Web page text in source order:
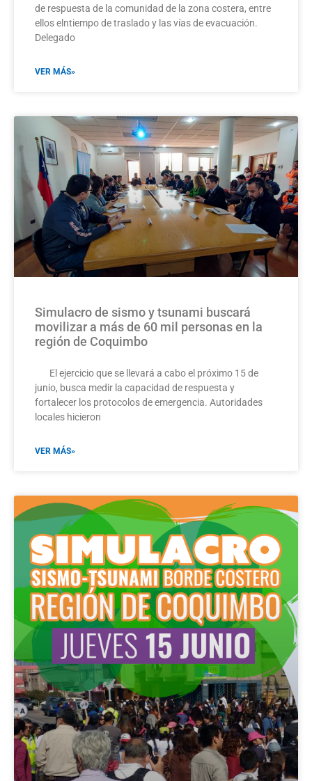
de respuesta de la comunidad de la zona costera, entre
ellos elntiempo de traslado y las vías de evacuación.
Delegado
VER MÁS»
Simulacro de sismo y tsunami buscará
movilizar a más de 60 mil personas en la
región de Coquimbo
El ejercicio que se llevará a cabo el próximo 15 de
junio, busca medir la capacidad de respuesta y
fortalecer los protocolos de emergencia. Autoridades
locales hicieron
VER MÁS»